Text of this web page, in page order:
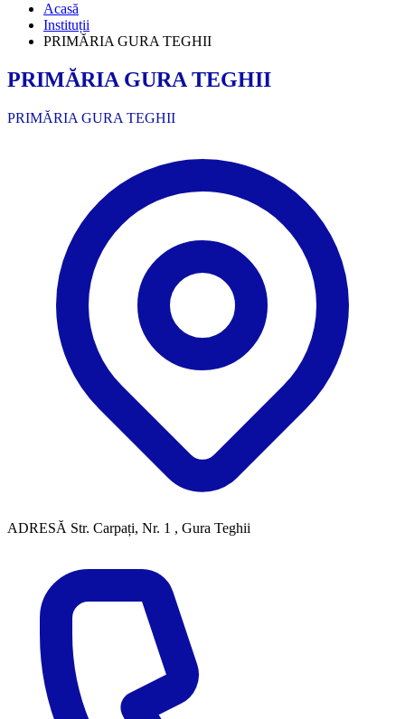
Acasă
Instituții
PRIMĂRIA GURA TEGHII
PRIMĂRIA GURA TEGHII
PRIMĂRIA GURA TEGHII
ADRESĂ Str. Carpați, Nr. 1 , Gura Teghii